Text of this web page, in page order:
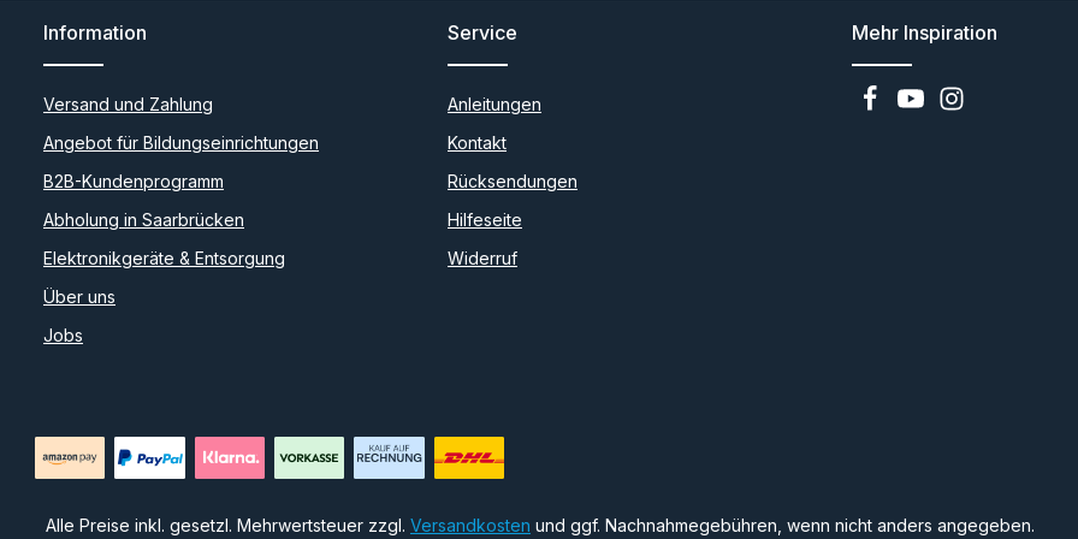
oder
für
bei denen
die
an Ort und
leicht
mit
mit 4 mm
Information
Versand und Zahlung
Angebot für Bildungseinrichtungen
B2B-Kundenprogramm
Abholung in Saarbrücken
Elektronikgeräte & Entsorgung
Über uns
Jobs
Service
Anleitungen
Kontakt
Rücksendungen
Hilfeseite
Widerruf
Mehr Inspiration
Alle Preise inkl. gesetzl. Mehrwertsteuer zzgl. Versandkosten und ggf. Nachnahmegebühren, wenn nicht anders angegeben.